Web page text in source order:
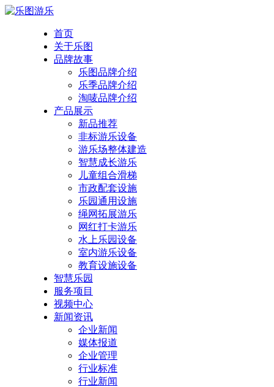
首页
关于乐图
品牌故事
乐图品牌介绍
乐季品牌介绍
淘唛品牌介绍
产品展示
新品推荐
非标游乐设备
游乐场整体建造
智慧成长游乐
儿童组合滑梯
市政配套设施
乐园通用设施
绳网拓展游乐
网红打卡游乐
水上乐园设备
室内游乐设备
教育设施设备
智慧乐园
服务项目
视频中心
新闻资讯
企业新闻
媒体报道
企业管理
行业标准
行业新闻